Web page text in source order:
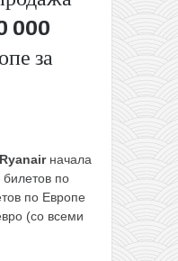
000
за
Ryanairначала
по
по Европе
(со всеми
и др от
85€
туда-
обратно
(лето)
Доминикану
за 300€
туда-
обратно